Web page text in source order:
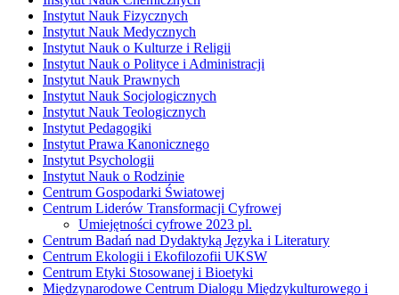
Instytut Nauk Fizycznych
Instytut Nauk Medycznych
Instytut Nauk o Kulturze i Religii
Instytut Nauk o Polityce i Administracji
Instytut Nauk Prawnych
Instytut Nauk Socjologicznych
Instytut Nauk Teologicznych
Instytut Pedagogiki
Instytut Prawa Kanonicznego
Instytut Psychologii
Instytut Nauk o Rodzinie
Centrum Gospodarki Światowej
Centrum Liderów Transformacji Cyfrowej
Umiejętności cyfrowe 2023 pl.
Centrum Badań nad Dydaktyką Języka i Literatury
Centrum Ekologii i Ekofilozofii UKSW
Centrum Etyki Stosowanej i Bioetyki
Międzynarodowe Centrum Dialogu Międzykulturowego i